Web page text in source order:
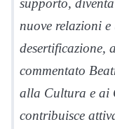
supporto,
nuove relazioni
desertificazione,
commentato
alla Cultura e ai
contribuisce